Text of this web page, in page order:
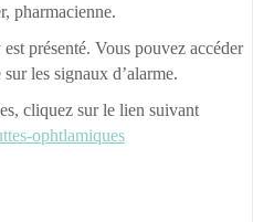
pharmacienne.
présenté. Vous pouvez accéder
les signaux d’alarme.
cliquez sur le lien suivant
ophtlamiques